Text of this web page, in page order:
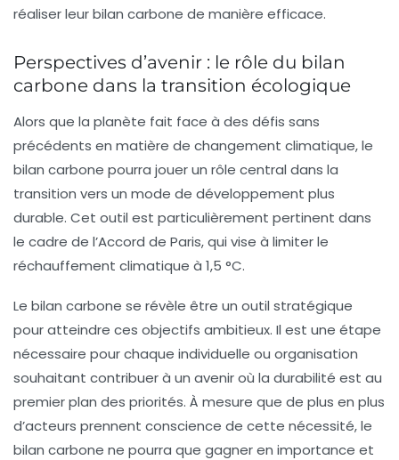
réaliser leur bilan carbone de manière efficace.
Perspectives d’avenir : le rôle du bilan
carbone dans la transition écologique
Alors que la planète fait face à des défis sans
précédents en matière de changement climatique, le
bilan carbone pourra jouer un rôle central dans la
transition vers un mode de développement plus
durable. Cet outil est particulièrement pertinent dans
le cadre de l’Accord de Paris, qui vise à limiter le
réchauffement climatique à 1,5 °C.
Le bilan carbone se révèle être un outil stratégique
pour atteindre ces objectifs ambitieux. Il est une étape
nécessaire pour chaque individuelle ou organisation
souhaitant contribuer à un avenir où la durabilité est au
premier plan des priorités. À mesure que de plus en plus
d’acteurs prennent conscience de cette nécessité, le
bilan carbone ne pourra que gagner en importance et